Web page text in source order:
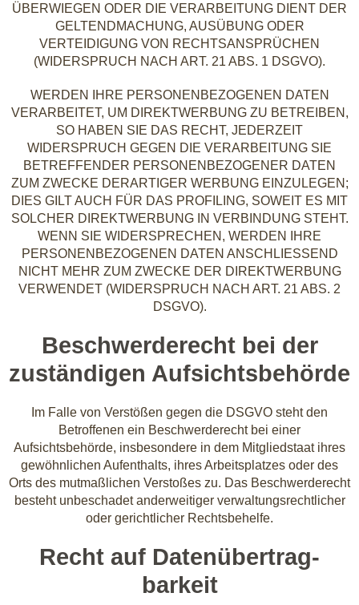
ÜBERWIEGEN ODER DIE VERARBEITUNG DIENT DER
GELTENDMACHUNG, AUSÜBUNG ODER
VERTEIDIGUNG VON RECHTSANSPRÜCHEN
(WIDERSPRUCH NACH ART. 21 ABS. 1 DSGVO).
WERDEN IHRE PERSONENBEZOGENEN DATEN
VERARBEITET, UM DIREKTWERBUNG ZU BETREIBEN,
SO HABEN SIE DAS RECHT, JEDERZEIT
WIDERSPRUCH GEGEN DIE VERARBEITUNG SIE
BETREFFENDER PERSONENBEZOGENER DATEN
ZUM ZWECKE DERARTIGER WERBUNG EINZULEGEN;
DIES GILT AUCH FÜR DAS PROFILING, SOWEIT ES MIT
SOLCHER DIREKTWERBUNG IN VERBINDUNG STEHT.
WENN SIE WIDERSPRECHEN, WERDEN IHRE
PERSONENBEZOGENEN DATEN ANSCHLIESSEND
NICHT MEHR ZUM ZWECKE DER DIREKTWERBUNG
VERWENDET (WIDERSPRUCH NACH ART. 21 ABS. 2
DSGVO).
Beschwerde­recht bei der
zuständigen Aufsichts­behörde
Im Falle von Verstößen gegen die DSGVO steht den
Betroffenen ein Beschwerderecht bei einer
Aufsichtsbehörde, insbesondere in dem Mitgliedstaat ihres
gewöhnlichen Aufenthalts, ihres Arbeitsplatzes oder des
Orts des mutmaßlichen Verstoßes zu. Das Beschwerderecht
besteht unbeschadet anderweitiger verwaltungsrechtlicher
oder gerichtlicher Rechtsbehelfe.
Recht auf Daten­übertrag­
barkeit